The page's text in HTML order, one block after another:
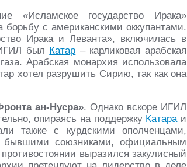
«Исламское государство Ирака»
борьбу с американскими оккупантами.
Ирака и Леванта», включилась в
был Катар – карликовая арабская
Арабская монархия использовала
хотел разрушить Сирию, так как она
ан-Нусра». Однако вскоре ИГИЛ
опираясь на поддержку Катараи
также с курдскими ополченцами,
союзниками, официальным
выразился закулисный